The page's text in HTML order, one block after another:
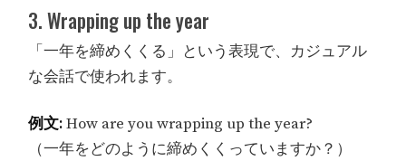
3. Wrapping up the year
「一年を締めくくる」という表現で、カジュアル
な会話で使われます。
例文:How are you wrapping up the year?
（一年をどのように締めくくっていますか？）